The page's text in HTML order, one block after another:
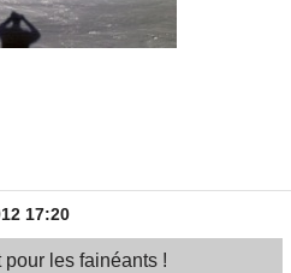
17:20
les fainéants !